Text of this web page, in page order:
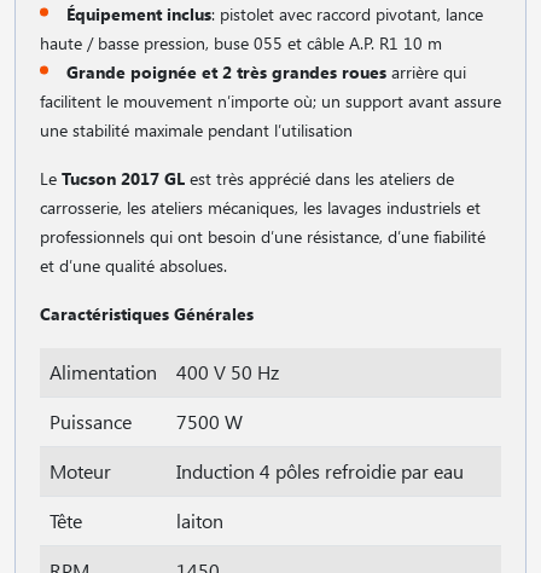
Équipement inclus: pistolet avec raccord pivotant, lance
haute / basse pression, buse 055 et câble A.P. R1 10 m
Grande poignée et 2 très grandes roues arrière qui
facilitent le mouvement n′importe où; un support avant assure
une stabilité maximale pendant l′utilisation
Le Tucson 2017 GL est très apprécié dans les ateliers de
carrosserie, les ateliers mécaniques, les lavages industriels et
professionnels qui ont besoin d′une résistance, d′une fiabilité
et d′une qualité absolues.
Caractéristiques Générales
Alimentation
400 V 50 Hz
Puissance
7500 W
Moteur
Induction 4 pôles refroidie par eau
Tête
laiton